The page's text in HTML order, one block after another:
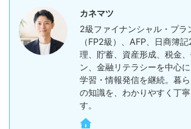
カネマツ
2級ファイナンシャル・プラ
（FP2級）、AFP、日商簿
理、貯蓄、資産形成、税金
ン、金融リテラシーを中心
学習・情報発信を継続。暮
の知識を、わかりやすく丁
す。